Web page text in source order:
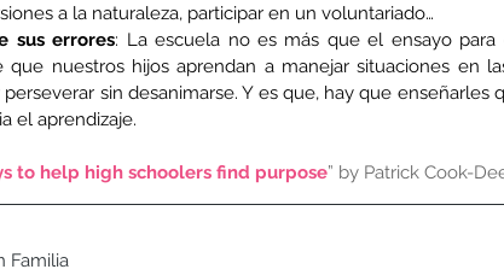
a la naturaleza, participar en un voluntariado…
sus errores: La escuela no es más que el ensayo para
que nuestros hijos aprendan a manejar situaciones en
sin desanimarse. Y es que, hay que enseñarles
el aprendizaje.
to help high schoolers find purpose” by Patrick Cook-
Familia